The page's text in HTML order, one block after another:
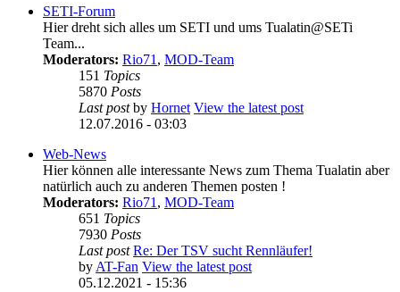
SETI-Forum
Hier dreht sich alles um SETI und ums Tualatin@SETi
Team...
Moderators: Rio71, MOD-Team
151 Topics
5870 Posts
Last postby Hornet View the latest post
12.07.2016 - 03:03
Web-News
Hier können alle interessante News zum Thema Tualatin aber
natürlich auch zu anderen Themen posten !
Moderators: Rio71, MOD-Team
651 Topics
7930 Posts
Last post Re: Der TSV sucht Rennläufer!
byAT-Fan View the latest post
05.12.2021 - 15:36